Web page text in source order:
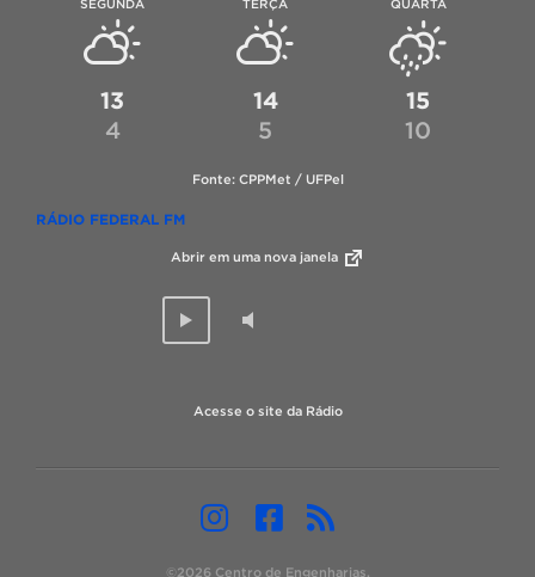
SEGUNDA
13
4
TERÇA
14
5
QUARTA
15
10
Fonte: CPPMet / UFPel
RÁDIO FEDERAL FM
Abrir em uma nova janela
Acesse o site da Rádio
©2026 Centro de Engenharias.